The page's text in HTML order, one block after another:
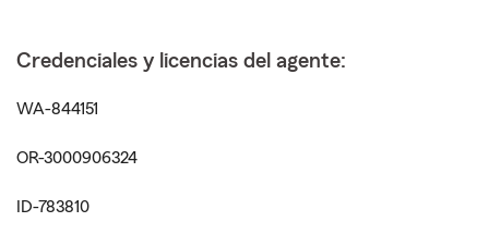
Credenciales y licencias del agente:
WA-844151
OR-3000906324
ID-783810